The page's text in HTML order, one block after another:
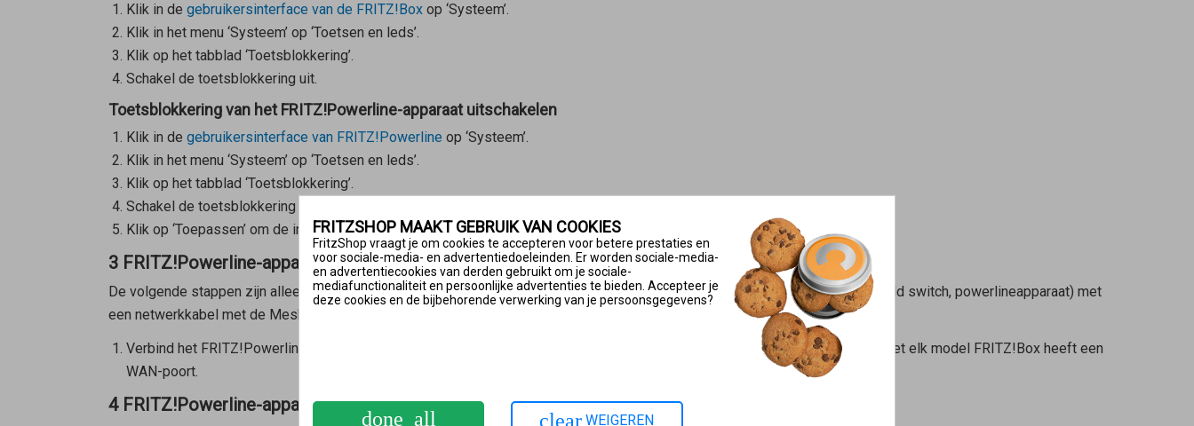
Klik in de gebruikersinterface van de FRITZ!Boxop ‘Systeem’.
Klik in het menu ‘Systeem’ op ‘Toetsen en leds’.
Klik op het tabblad ‘Toetsblokkering’.
Schakel de toetsblokkering uit.
Toetsblokkering van het FRITZ!Powerline-apparaat uitschakelen
Klik in de gebruikersinterface van FRITZ!Powerline op ‘Systeem’.
Klik in het menu ‘Systeem’ op ‘Toetsen en leds’.
Klik op het tabblad ‘Toetsblokkering’.
Schakel de toetsblokkering uit.
Klik op ‘Toepassen’ om de instellingen op te slaan.
3 FRITZ!Powerline-apparaat rechtstreeks met Mesh Master verbinden
De volgende stappen zijn alleen nodig als het FRITZ!Powerline-apparaat via een apparaat van een andere fabrikant (bijvoorbeeld switch, powerlineapparaat) met
een netwerkkabel met de Mesh Master
Verbind het FRITZ!Powerline-apparaat rechtstreeks met een LAN-poort van de nietde WAN-poort. Niet elk model FRITZ!Box heeft een
WAN-poort.
4 FRITZ!Powerline-apparaat met een druk op de knop in het Mesh-netwerk opnemen
FRITZSHOP MAAKT GEBRUIK VAN COOKIES
FritzShop vraagt je om cookies te accepteren voor betere prestaties en
voor sociale-media- en advertentiedoeleinden. Er worden sociale-media-
en advertentiecookies van derden gebruikt om je sociale-
mediafunctionaliteit en persoonlijke advertenties te bieden. Accepteer je
deze cookies en de bijbehorende verwerking van je persoonsgegevens?
done_all clear WEIGEREN